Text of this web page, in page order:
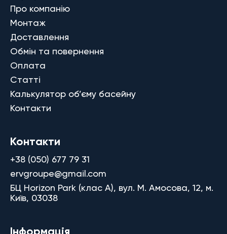
Про компанію
Монтаж
Доставлення
Обмін та повернення
Оплата
Статті
Калькулятор об’єму басейну
Контакти
Контакти
+38 (050) 677 79 31
ervgroupe@gmail.com
БЦ Horizon Park (клас A), вул. М. Амосова, 12, м.
Київ, 03038
Інформація